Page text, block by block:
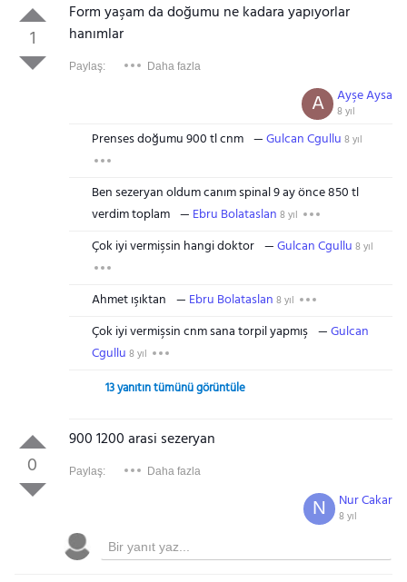
1
Form yaşam da doğumu ne kadara yapıyorlar
hanımlar
Paylaş: Daha fazla
Ayşe Aysa
8 yıl
A
Prenses doğumu 900 tl cnm Gulcan Cgullu 8 yıl
Ben sezeryan oldum canım spinal 9 ay önce 850 tl
verdim toplam
Ebru Bolataslan 8 yıl
Çok iyi vermişsin hangi doktor Gulcan Cgullu 8 yıl
Ahmet ışıktan Ebru Bolataslan 8 yıl
Çok iyi vermişsin cnm sana torpil yapmış
Gulcan
Cgullu 8 yıl
13 yanıtın tümünü görüntüle
0
900 1200 arasi sezeryan
Paylaş: Daha fazla
Nur Cakar
8 yıl
N